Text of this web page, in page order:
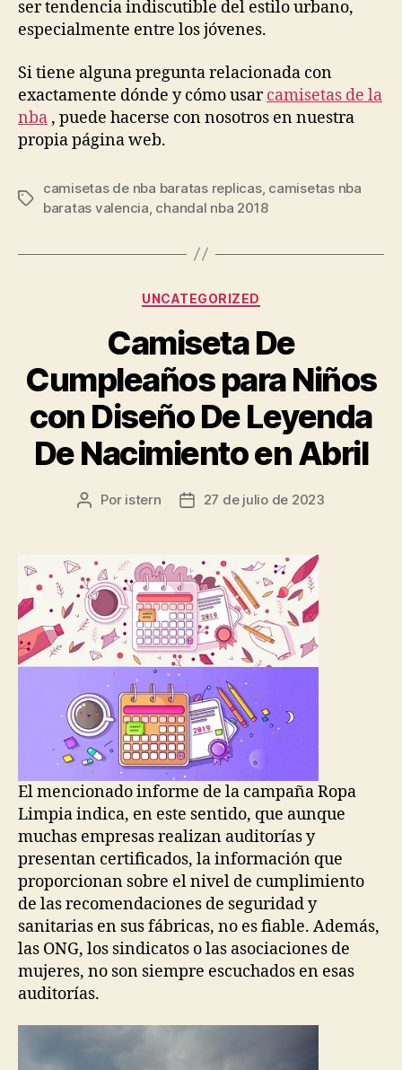
ser tendencia indiscutible del estilo urbano,
especialmente entre los jóvenes.
Si tiene alguna pregunta relacionada con
exactamente dónde y cómo usarcamisetas de la
nba , puede hacerse con nosotros en nuestra
propia página web.
Etiquetas
camisetas de nba baratas replicas, camisetas nba
baratas valencia, chandal nba 2018
Categorías
UNCATEGORIZED
Camiseta De
Cumpleaños para Niños
con Diseño De Leyenda
De Nacimiento en Abril
Autor
entrada
Por istern
Fecha
entrada
27 de julio de 2023
El mencionado informe de la campaña Ropa
Limpia indica, en este sentido, que aunque
muchas empresas realizan auditorías y
presentan certificados, la información que
proporcionan sobre el nivel de cumplimiento
de las recomendaciones de seguridad y
sanitarias en sus fábricas, no es fiable. Además,
las ONG, los sindicatos o las asociaciones de
mujeres, no son siempre escuchados en esas
auditorías.